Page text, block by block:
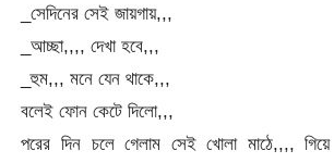
_সেদিনের সেই জায়গায়,,,
_আচ্ছা,,,, দেখা হবে,,,
_হুম,,, মনে যেন থাকে,,,
বলেই ফোন কেটে দিলো,,,
পরের দিন চলে গেলাম সেই খোলা মাঠে,,,,